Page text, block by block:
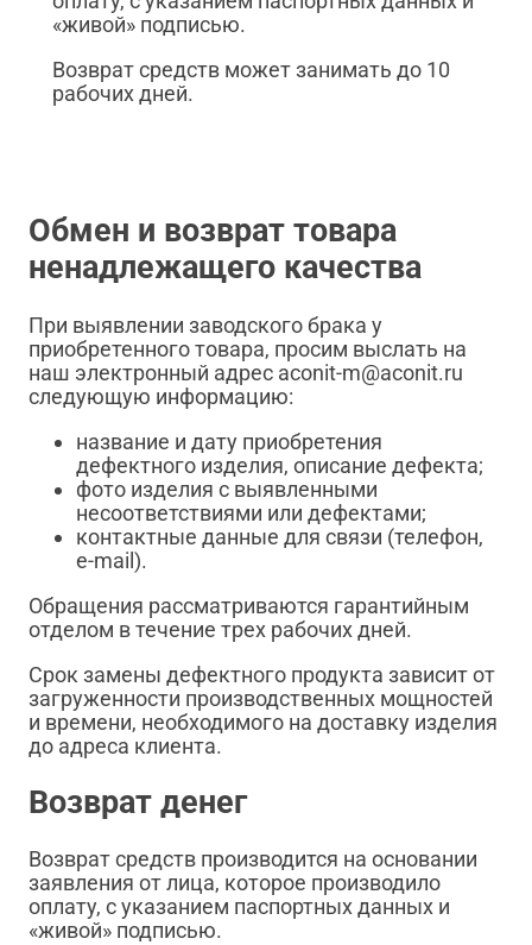
«живой» подписью.
Возврат средств может занимать до 10
рабочих дней.
Обмен и возврат товара
ненадлежащего качества
При выявлении заводского брака у
приобретенного товара, просим выслать на
наш электронный адрес aconit-m@aconit.ru
следующую информацию:
название и дату приобретения
дефектного изделия, описание дефекта;
фото изделия с выявленными
несоответствиями или дефектами;
контактные данные для связи (телефон,
e-mail).
Обращения рассматриваются гарантийным
отделом в течение трех рабочих дней.
Срок замены дефектного продукта зависит от
загруженности производственных мощностей
и времени, необходимого на доставку изделия
до адреса клиента.
Возврат денег
Возврат средств производится на основании
заявления от лица, которое производило
оплату, с указанием паспортных данных и
«живой» подписью.